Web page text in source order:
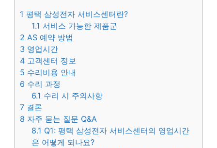
1 평택 삼성전자 서비스센터란?
1.1 서비스 가능한 제품군
2 AS 예약 방법
3 영업시간
4 고객센터 정보
5 수리비용 안내
6 수리 과정
6.1 수리 시 주의사항
7 결론
8 자주 묻는 질문 Q&A
8.1 Q1: 평택 삼성전자 서비스센터의 영업시간
은 어떻게 되나요?